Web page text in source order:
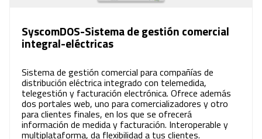
SyscomDOS-Sistema de gestión comercial
integral-eléctricas
Sistema de gestión comercial para compañías de
distribución eléctrica integrado con telemedida,
telegestión y facturación electrónica. Ofrece además
dos portales web, uno para comercializadores y otro
para clientes finales, en los que se ofrecerá
información de medida y facturación. Interoperable y
multiplataforma, da flexibilidad a tus clientes.